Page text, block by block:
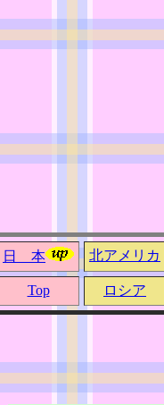
日 本 北アメリカ
Top ロシア